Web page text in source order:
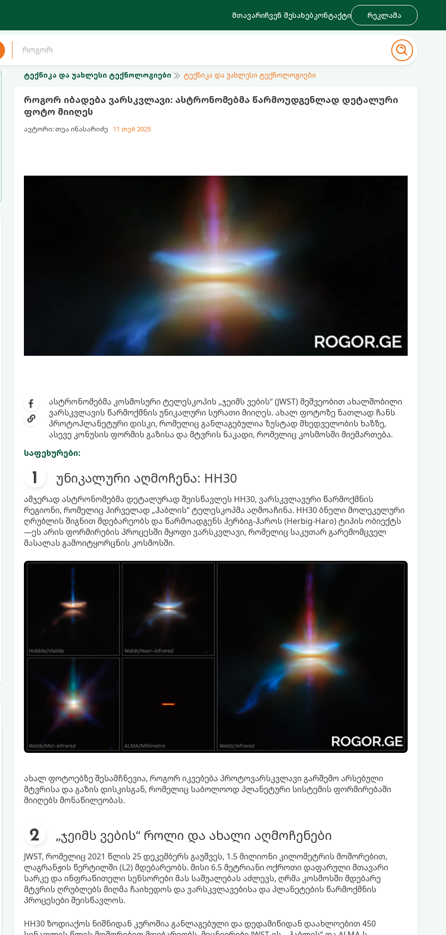
მთავარიჩვენ შესახებკონტაქტი რეკლამა
ტექნიკა და უახლესი ტექნოლოგიები ტექნიკა და უახლესი ტექნოლოგიები
როგორ იბადება ვარსკვლავი: ასტრონომებმა წარმოუდგენლად დეტალური
ფოტო მიიღეს
ავტორი: თეა ინასარიძე 11 თებ 2025
ასტრონომებმა კოსმოსური ტელესკოპის „ჯეიმს ვების“ (JWST) მეშვეობით ახალშობილი
ვარსკვლავის წარმოქმნის უნიკალური სურათი მიიღეს. ახალ ფოტოზე ნათლად ჩანს
პროტოპლანეტური დისკი, რომელიც განლაგებულია ზუსტად მხედველობის ხაზზე,
ასევე კონუსის ფორმის გაზისა და მტვრის ნაკადი, რომელიც კოსმოსში მიემართება.
საფეხურები:
უნიკალური აღმოჩენა: HH30
ამჯერად ასტრონომებმა დეტალურად შეისწავლეს HH30, ვარსკვლავური წარმოქმნის
რეგიონი, რომელიც პირველად „ჰაბლის“ ტელესკოპმა აღმოაჩინა. HH30 ბნელი მოლეკულური
ღრუბლის შიგნით მდებარეობს და წარმოადგენს ჰერბიგ-ჰაროს (Herbig-Haro) ტიპის ობიექტს
—ეს არის ფორმირების პროცესში მყოფი ვარსკვლავი, რომელიც საკუთარ გარემომცველ
მასალას გამოიტყორცნის კოსმოსში.
ახალ ფოტოებზე შესამჩნევია, როგორ იკვებება პროტოვარსკვლავი გარშემო არსებული
მტვრისა და გაზის დისკისგან, რომელიც საბოლოოდ პლანეტური სისტემის ფორმირებაში
მიიღებს მონაწილეობას.
„ჯეიმს ვების“ როლი და ახალი აღმოჩენები
JWST, რომელიც 2021 წლის 25 დეკემბერს გაუშვეს, 1.5 მილიონი კილომეტრის მოშორებით,
ლაგრანჟის წერტილში (L2) მდებარეობს. მისი 6.5 მეტრიანი ოქროთი დაფარული მთავარი
სარკე და ინფრაწითელი სენსორები მას საშუალებას აძლევს, ღრმა კოსმოსში მდებარე
მტვრის ღრუბლებს მიღმა ჩაიხედოს და ვარსკვლავებისა და პლანეტების წარმოქმნის
პროცესები შეისწავლოს.
HH30 ზოდიაქოს ნიშნიდან კუროშია განლაგებული და დედამიწიდან დაახლოებით 450